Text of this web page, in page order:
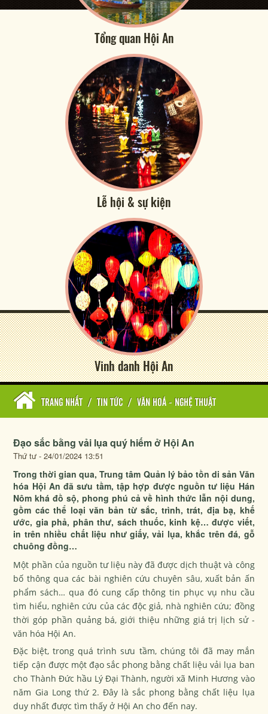
Tổng quan Hội An
Lễ hội & sự kiện
Vinh danh Hội An
TRANG NHẤT / TIN TỨC / VĂN HOÁ - NGHỆ THUẬT
Đạo sắc bằng vải lụa quý hiếm ở Hội An
Thứ tư - 24/01/2024 13:51
Trong thời gian qua, Trung tâm Quản lý bảo tồn di sản Văn
hóa Hội An đã sưu tầm, tập hợp được nguồn tư liệu Hán
Nôm khá đồ sộ, phong phú cả về hình thức lẫn nội dung,
gồm các thể loại văn bản từ sắc, trình, trát, địa bạ, khế
ước, gia phả, phân thư, sách thuốc, kinh kệ… được viết,
in trên nhiều chất liệu như giấy, vải lụa, khắc trên đá, gỗ
chuông đồng…
Một phần của nguồn tư liệu này đã được dịch thuật và công
bố thông qua các bài nghiên cứu chuyên sâu, xuất bản ấn
phẩm sách… qua đó cung cấp thông tin phục vụ nhu cầu
tìm hiểu, nghiên cứu của các độc giả, nhà nghiên cứu; đồng
thời góp phần quảng bá, giới thiệu những giá trị lịch sử -
văn hóa Hội An.
Đặc biệt, trong quá trình sưu tầm, chúng tôi đã may mắn
tiếp cận được một đạo sắc phong bằng chất liệu vải lụa ban
cho Thành Đức hầu Lý Đại Thành, người xã Minh Hương vào
năm Gia Long thứ 2. Đây là sắc phong bằng chất liệu lụa
duy nhất được tìm thấy ở Hội An cho đến nay.